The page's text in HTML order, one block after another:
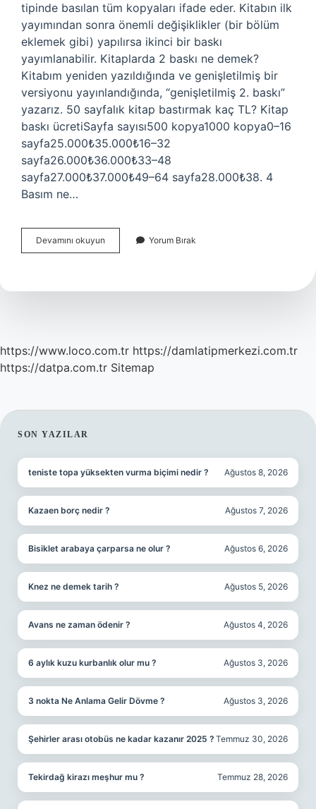
tipinde basılan tüm kopyaları ifade eder. Kitabın ilk
yayımından sonra önemli değişiklikler (bir bölüm
eklemek gibi) yapılırsa ikinci bir baskı
yayımlanabilir. Kitaplarda 2 baskı ne demek?
Kitabım yeniden yazıldığında ve genişletilmiş bir
versiyonu yayınlandığında, “genişletilmiş 2. baskı”
yazarız. 50 sayfalık kitap bastırmak kaç TL? Kitap
baskı ücretiSayfa sayısı500 kopya1000 kopya0–16
sayfa25.000₺35.000₺16–32
sayfa26.000₺36.000₺33–48
sayfa27.000₺37.000₺49–64 sayfa28.000₺38. 4
Basım ne…
Devamını okuyun Kitaplarda
Basım
Yorum Bırak
https://www.loco.com.tr https://damlatipmerkezi.com.tr
https://datpa.com.tr Sitemap
SIDEBAR
SON YAZILAR
teniste topa yüksekten vurma biçimi nedir ? Ağustos 8, 2026
Kazaen borç nedir ? Ağustos 7, 2026
Bisiklet arabaya çarparsa ne olur ? Ağustos 6, 2026
Knez ne demek tarih ? Ağustos 5, 2026
Avans ne zaman ödenir ? Ağustos 4, 2026
6 aylık kuzu kurbanlık olur mu ? Ağustos 3, 2026
3 nokta Ne Anlama Gelir Dövme ? Ağustos 3, 2026
Şehirler arası otobüs ne kadar kazanır 2025 ? Temmuz 30, 2026
Tekirdağ kirazı meşhur mu ? Temmuz 28, 2026